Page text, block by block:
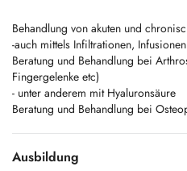
Behandlung von akuten und
-auch mittels Infiltrationen,
Beratung und Behandlung bei
Fingergelenke etc)
- unter anderem mit Hyaluronsäure
Beratung und Behandlung bei
Ausbildung